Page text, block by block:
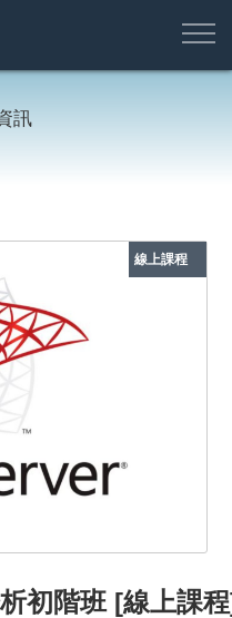
註
入
訊
線上課程
初階班 [線上課